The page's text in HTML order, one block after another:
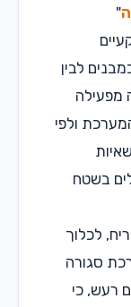
"
לבין
מפעילה
ולפי
בשטח
לכלוך
סגורה
רעש, כי